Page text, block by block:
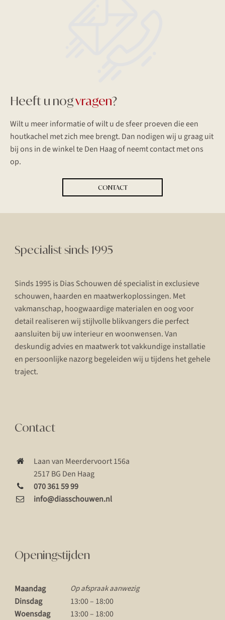
Heeft u nogvragen?
Wilt u meer informatie of wilt u de sfeer proeven die een
houtkachel met zich mee brengt. Dan nodigen wij u graag uit
bij ons in de winkel te Den Haag of neemt contact met ons
op.
CONTACT
Specialist sinds 1995
Sinds 1995 is Dias Schouwen dé specialist in exclusieve
schouwen, haarden en maatwerkoplossingen. Met
vakmanschap, hoogwaardige materialen en oog voor
detail realiseren wij stijlvolle blikvangers die perfect
aansluiten bij uw interieur en woonwensen. Van
deskundig advies en maatwerk tot vakkundige installatie
en persoonlijke nazorg begeleiden wij u tijdens het gehele
traject.
Contact
Laan van Meerdervoort 156a
2517 BG Den Haag
070 361 59 99
info@diasschouwen.nl
Openingstijden
Maandag Op afspraak aanwezig
Dinsdag
13:00 – 18:00
Woensdag
13:00 – 18:00